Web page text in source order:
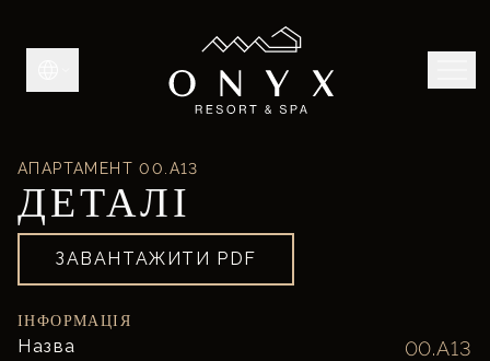
АПАРТАМЕНТ 00.A13
ДЕТАЛІ
ЗАВАНТАЖИТИ PDF
ІНФОРМАЦІЯ
Назва 00.A13